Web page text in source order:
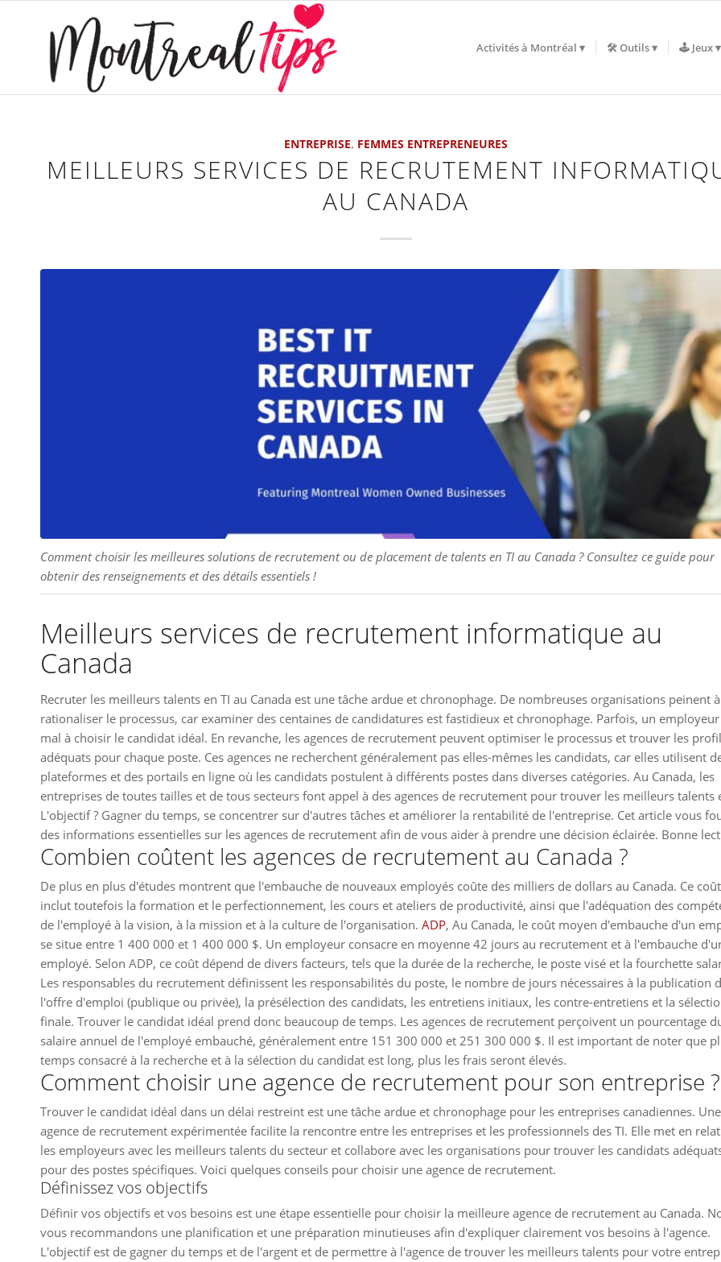
Activités à Montréal 🛠️ Outils 🕹️ Jeux
ENTREPRISE, FEMMES ENTREPRENEURES
MEILLEURS SERVICES DE RECRUTEMENT
AU CANADA
Comment choisir les meilleures solutions de recrutement ou de placement de talents en TI au Canada ? Consultez ce guide pour
obtenir des renseignements et des détails essentiels !
Meilleurs services de recrutement informatique au
Canada
Recruter les meilleurs talents en TI au Canada est une tâche ardue et chronophage. De nombreuses organisations peinent à
rationaliser le processus, car examiner des centaines de candidatures est fastidieux et chronophage. Parfois, un
mal à choisir le candidat idéal. En revanche, les agences de recrutement peuvent optimiser le processus et trouver les
adéquats pour chaque poste. Ces agences ne recherchent généralement pas elles-mêmes les candidats, car elles utilisent
plateformes et des portails en ligne où les candidats postulent à différents postes dans diverses catégories. Au Canada, les
entreprises de toutes tailles et de tous secteurs font appel à des agences de recrutement pour trouver les meilleurs talents
L'objectif ? Gagner du temps, se concentrer sur d'autres tâches et améliorer la rentabilité de l'entreprise. Cet article vous
des informations essentielles sur les agences de recrutement afin de vous aider à prendre une décision éclairée. Bonne
Combien coûtent les agences de recrutement au Canada ?
De plus en plus d'études montrent que l'embauche de nouveaux employés coûte des milliers de dollars au Canada. Ce coût
inclut toutefois la formation et le perfectionnement, les cours et ateliers de productivité, ainsi que l'adéquation des
de l'employé à la vision, à la mission et à la culture de l'organisation. ADP, Au Canada, le coût moyen d'embauche d'un
se situe entre 1 400 000 et 1 400 000 $. Un employeur consacre en moyenne 42 jours au recrutement et à l'embauche
employé. Selon ADP, ce coût dépend de divers facteurs, tels que la durée de la recherche, le poste visé et la fourchette
Les responsables du recrutement définissent les responsabilités du poste, le nombre de jours nécessaires à la publication
l'offre d'emploi (publique ou privée), la présélection des candidats, les entretiens initiaux, les contre-entretiens et la
finale. Trouver le candidat idéal prend donc beaucoup de temps. Les agences de recrutement perçoivent un pourcentage
salaire annuel de l'employé embauché, généralement entre 151 300 000 et 251 300 000 $. Il est important de noter que
temps consacré à la recherche et à la sélection du candidat est long, plus les frais seront élevés.
Comment choisir une agence de recrutement pour son entreprise ?
Trouver le candidat idéal dans un délai restreint est une tâche ardue et chronophage pour les entreprises canadiennes. Une
agence de recrutement expérimentée facilite la rencontre entre les entreprises et les professionnels des TI. Elle met en
les employeurs avec les meilleurs talents du secteur et collabore avec les organisations pour trouver les candidats
pour des postes spécifiques. Voici quelques conseils pour choisir une agence de recrutement.
Définissez vos objectifs
Définir vos objectifs et vos besoins est une étape essentielle pour choisir la meilleure agence de recrutement au Canada.
vous recommandons une planification et une préparation minutieuses afin d'expliquer clairement vos besoins à l'agence.
L'objectif est de gagner du temps et de l'argent et de permettre à l'agence de trouver les meilleurs talents pour votre